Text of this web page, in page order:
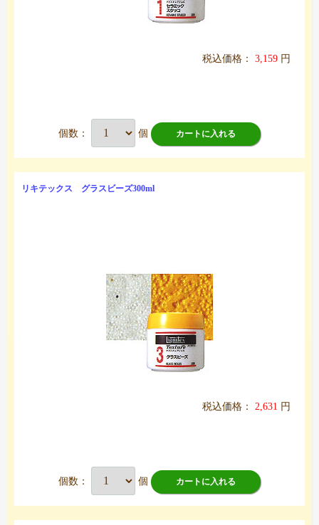
税込価格： 3,159 円
個数： 個 カートに入れる
リキテックス グラスビーズ300ml
税込価格： 2,631 円
個数： 個 カートに入れる